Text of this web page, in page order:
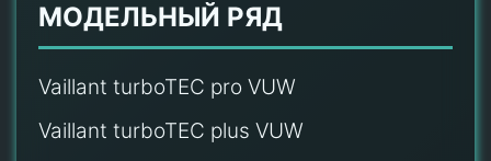
МОДЕЛЬНЫЙ РЯД
Vaillant turboTEC pro VUW
Vaillant turboTEC plus VUW